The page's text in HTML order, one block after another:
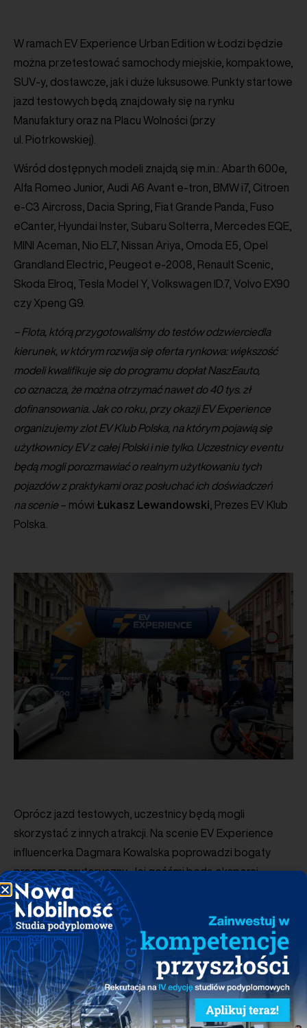
W ramach EV Experience Urban Edition w Łodzi będzie
można przetestować samochody miejskie, kompaktowe,
SUV-y, dostawcze, jak i duże luksusowe. Punkty startowe
jazd testowych będą znajdowały się na rynku
Manufaktury oraz na Placu Wolności (przy
ul. Piotrkowskiej).
Wśród dostępnych modeli znajdą się m.in.: Abarth 600e,
Alfa Romeo Junior, Audi A6 Avant e-tron, BMW i7, Citroen
e-C3 Aircross, Dacia Spring, Fiat Grande Panda, Fuso
eCanter, Hyundai Inster, Subaru Solterra, Mercedes EQE,
MINI Aceman, Nio EL7, Nissan Ariya, Omoda E5, Opel
Grandland Electric, Peugeot e-2008, Renault Scenic,
Skoda Elroq, Tesla Model Y, Volkswagen ID.7, Volvo EX90
czy Xpeng G9.
– Flota, którą przygotowaliśmy do testów odzwierciedla
kierunek, w którym rozwija się oferta rynkowa: większość
modeli kwalifikuje się do programu dopłat NaszEauto,
co oznacza, że można otrzymać nawet do 40 tys. zł
dofinansowania. Jak co roku, przy okazji EV Experience
organizujemy zlot EV Klub Polska, na którym pojawią się
użytkownicy EV z całej Polski i nie tylko. Uczestnicy eventu
będą mogli porozmawiać o realnym użytkowaniu tych
pojazdów z praktykami oraz posłuchać ich doświadczeń
na scenie – mówi Łukasz Lewandowski , Prezes EV Klub
Polska.
Oprócz jazd testowych, uczestnicy będą mogli
skorzystać z innych atrakcji. Na scenie EV Experience
influencerka Dagmara Kowalska poprowadzi bogaty
program merytoryczny. Jej gośćmi będą eksperci
z obszarów samochodów elektrycznych, infrastruktury
ładowania, a także pasjonaci zrównoważonego stylu
życia, którzy podzielą się swoją wiedzą i odpowiedzą
na pytania publiczności. Tu będzie można dowiedzieć się
m.in. jak skorzystać z dopłat w programie NaszEauto,
w jaki sposób sfinansować zakup elektryka,
na co zwrócić uwagę przy instalacji wallboksa w budynku
wielorodzinnym, jakie korzyści dają panele słoneczne,